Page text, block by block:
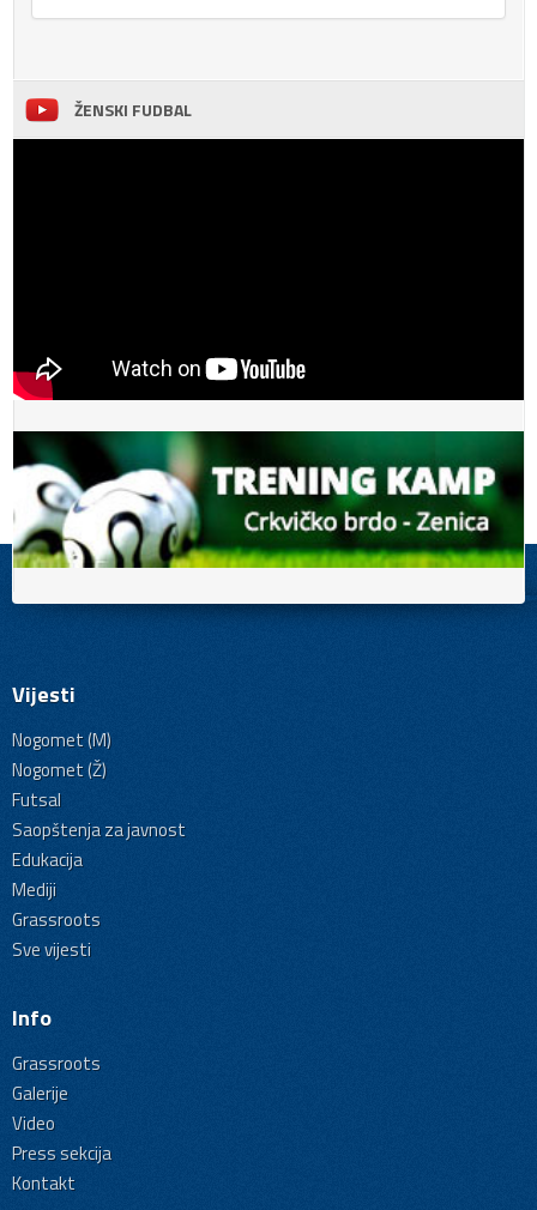
ŽENSKI FUDBAL
Vijesti
Nogomet (M)
Nogomet (Ž)
Futsal
Saopštenja za javnost
Edukacija
Mediji
Grassroots
Sve vijesti
Info
Grassroots
Galerije
Video
Press sekcija
Kontakt